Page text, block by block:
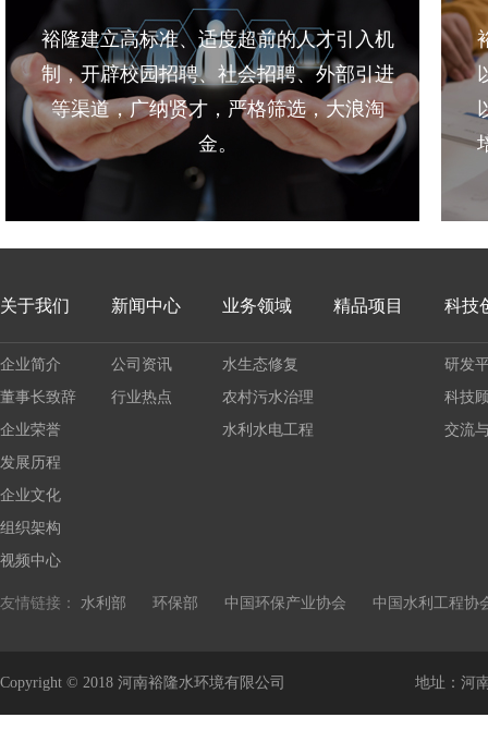
裕隆建立高标准、适度超前的人才引入机
制，开辟校园招聘、社会招聘、外部引进
等渠道，广纳贤才，严格筛选，大浪淘
金。
关于我们
企业简介
董事长致辞
企业荣誉
发展历程
企业文化
组织架构
视频中心
新闻中心
公司资讯
行业热点
业务领域
水生态修复
农村污水治理
水利水电工程
精品项目 科技
研发
科技
交流
友情链接： 水利部 环保部 中国环保产业协会 中国水利工程协
Copyright © 2018 河南裕隆水环境有限公司 地址：河